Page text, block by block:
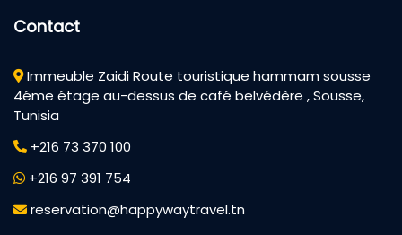
Contact
Immeuble Zaidi Route touristique hammam sousse
4éme étage au-dessus de café belvédère , Sousse,
Tunisia
+216 73 370 100
+216 97 391 754
reservation@happywaytravel.tn